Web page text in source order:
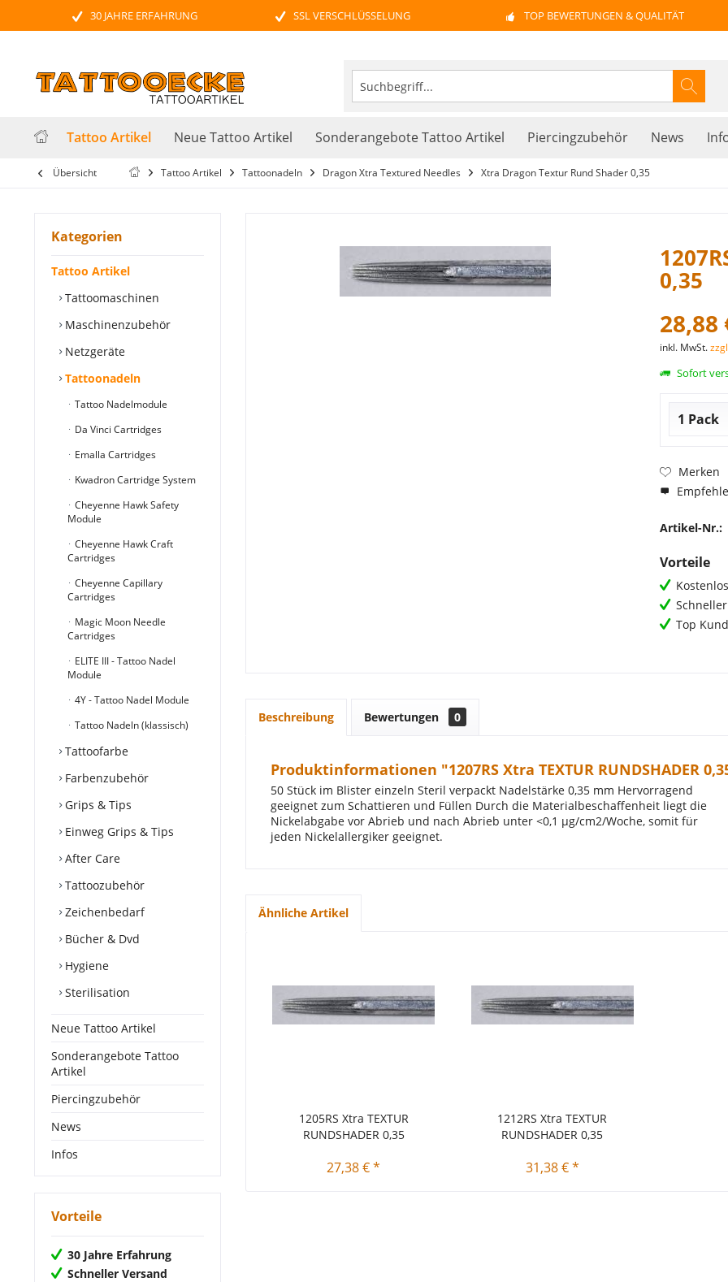
30 JAHRE ERFAHRUNG SSL VERSCHLÜSSELUNG TOP BEWERTUNGEN & QUALITÄT
Tattoo Artikel Neue Tattoo Artikel Sonderangebote Tattoo Artikel Piercingzubehör News
Übersicht Tattoo Artikel Tattoonadeln Dragon Xtra Textured Needles Xtra Dragon Textur Rund Shader 0,35
Kategorien
Tattoo Artikel
Tattoomaschinen
Maschinenzubehör
Netzgeräte
Tattoonadeln
Tattoo Nadelmodule
Da Vinci Cartridges
Emalla Cartridges
Kwadron Cartridge System
Cheyenne Hawk Safety
Module
Cheyenne Hawk Craft
Cartridges
Cheyenne Capillary
Cartridges
Magic Moon Needle
Cartridges
ELITE III - Tattoo Nadel
Module
4Y - Tattoo Nadel Module
Tattoo Nadeln (klassisch)
Tattoofarbe
Farbenzubehör
Grips & Tips
Einweg Grips & Tips
After Care
Tattoozubehör
Zeichenbedarf
Bücher & Dvd
Hygiene
Sterilisation
Neue Tattoo Artikel
Sonderangebote Tattoo
Artikel
Piercingzubehör
News
Infos
Vorteile
30 Jahre Erfahrung
Schneller Versand
0,35
28,88
inkl. MwSt.
Sofort
Merken
Artikel-Nr.:
Vorteile
Top
Beschreibung Bewertungen 0
Produktinformationen "1207RS Xtra TEXTUR RUNDSHADER
50 Stück im Blister einzeln Steril verpackt Nadelstärke 0,35 mm Hervorragend
geeignet zum Schattieren und Füllen Durch die Materialbeschaffenheit liegt die
Nickelabgabe vor Abrieb und nach Abrieb unter <0,1 µg/cm2/Woche, somit für
jeden Nickelallergiker geeignet.
Ähnliche Artikel
1205RS Xtra TEXTUR
RUNDSHADER 0,35
27,38 € *
1212RS Xtra TEXTUR
RUNDSHADER 0,35
31,38 € *